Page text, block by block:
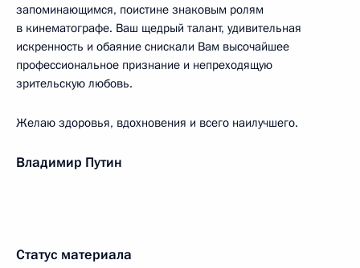
запоминающимся, поистине знаковым ролям
в кинематографе. Ваш щедрый талант, удивительная
искренность и обаяние снискали Вам высочайшее
профессиональное признание и непреходящую
зрительскую любовь.
Желаю здоровья, вдохновения и всего наилучшего.
Владимир Путин
Статус материала